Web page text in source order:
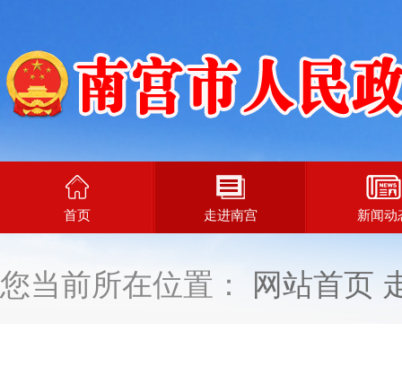
首页 走进南宫 新闻动
您当前所在位置： 网站首页